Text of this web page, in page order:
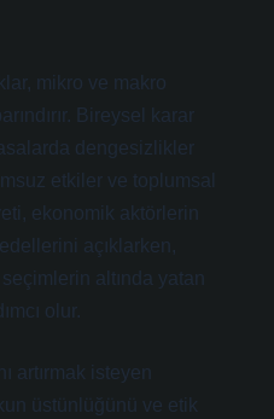
mikro ve makro
Bireysel karar
dengesizlikler
etkiler ve toplumsal
ekonomik aktörlerin
açıklarken,
altında yatan
olur.
artırmak isteyen
üstünlüğünü ve etik